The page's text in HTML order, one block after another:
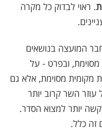
. ראוי לבדוק כל מקרה
.
המועצה בנושאים
ובפרט - על
מקומית מסוימת, אלא גם
השר קרוב יותר
קשה יותר למצוא הסדר.
זה כלל.